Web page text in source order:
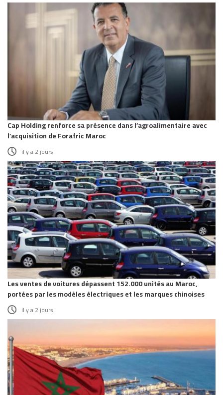
Cap Holding renforce sa présence dans l’agroalimentaire avec
l’acquisition de Forafric Maroc
il y a 2 jours
Les ventes de voitures dépassent 152.000 unités au Maroc,
portées par les modèles électriques et les marques chinoises
il y a 2 jours